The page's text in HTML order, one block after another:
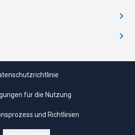
für die Nutzung
und Richtlinien